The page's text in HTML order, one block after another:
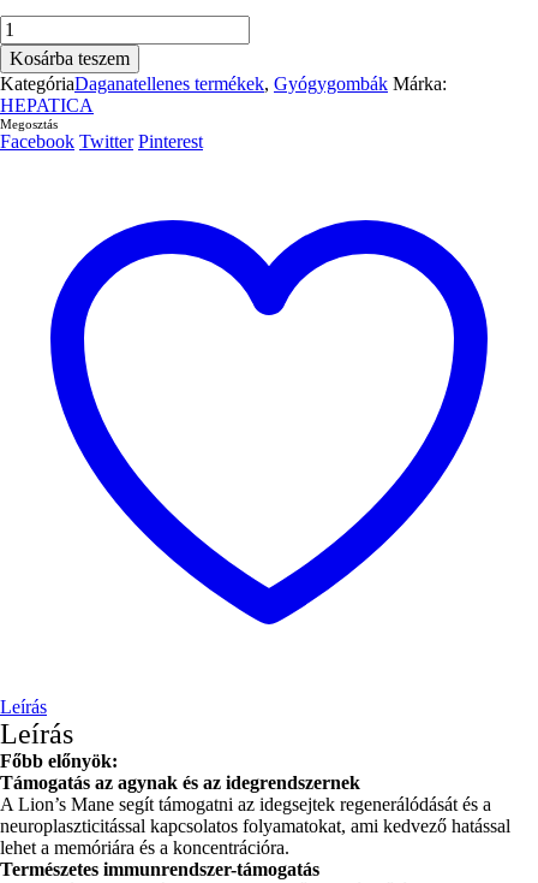
Oroszlánsörény
Gomba)
–
60db
mennyiség
Kosárba teszem
KategóriaDaganatellenes termékek, Gyógygombák Márka:
HEPATICA
Megosztás
Facebook Twitter Pinterest
Leírás
Leírás
Főbb előnyök:
Támogatás az agynak és az idegrendszernek
A Lion’s Mane segít támogatni az idegsejtek regenerálódását és a
neuroplaszticitással kapcsolatos folyamatokat, ami kedvező hatással
lehet a memóriára és a koncentrációra.
Természetes immunrendszer-támogatás